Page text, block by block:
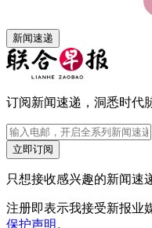
新闻速递
订阅新闻速递，洞悉时代
立即订阅
只想接收感兴趣的新闻速
注册即表示我接受新报业
保护声明 。